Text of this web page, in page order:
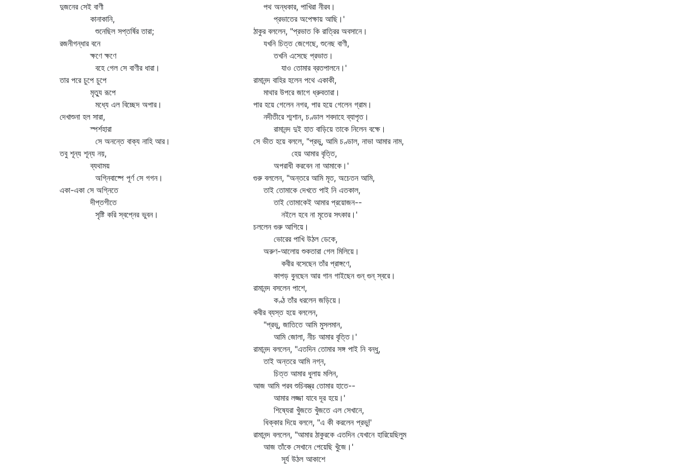
দুজনের সেই বাণী
কানাকানি,
শুনেছিল সপ্তর্ষির তারা;
রজনীগন্ধার বনে
ক্ষণে ক্ষণে
বহে গেল সে বাণীর ধারা।
তার পরে চুপে চুপে
মৃত্যু রূপে
মধ্যে এল বিচ্ছেদ অপার।
দেখাশুনা হল সারা,
স্পর্শহারা
সে অনন্তে বাক্য নাহি আর।
তবু শূন্য শূন্য নয়,
ব্যথাময়
অগ্নিবাষ্পে পূর্ণ সে গগন।
একা-একা সে অগ্নিতে
দীপ্তগীতে
সৃষ্টি করি স্বপ্নের ভুবন।
পথ অন্ধকার, পাখিরা নীরব।
প্রভাতের অপেক্ষায় আছি।'
ঠাকুর বললেন, "প্রভাত কি রাত্রির অবসানে।
যখনি চিত্ত জেগেছে, শুনেছ বাণী,
তখনি এসেছে প্রভাত।
যাও তোমার ব্রতপালনে।'
রামানন্দ বাহির হলেন পথে একাকী,
মাথার উপরে জাগে ধ্রুবতারা।
পার হয়ে গেলেন নগর, পার হয়ে গেলেন গ্রাম।
নদীতীরে শ্মশান, চণ্ডাল শবদাহে ব্যাপৃত।
রামানন্দ দুই হাত বাড়িয়ে তাকে নিলেন বক্ষে।
সে ভীত হয়ে বললে, "প্রভু, আমি চণ্ডাল, নাভা আমার নাম,
হেয় আমার বৃত্তি,
অপরাধী করবেন না আমাকে।'
গুরু বললেন, "অন্তরে আমি মৃত, অচেতন আমি,
তাই তোমাকে দেখতে পাই নি এতকাল,
তাই তোমাকেই আমার প্রয়োজন--
নইলে হবে না মৃতের সৎকার।'
চললেন গুরু আগিয়ে।
ভোরের পাখি উঠল ডেকে,
অরুণ-আলোয় শুকতারা গেল মিলিয়ে।
কবীর বসেছেন তাঁর প্রাঙ্গণে,
কাপড় বুনছেন আর গান গাইছেন গুন্‌ গুন্‌ স্বরে।
রামানন্দ বসলেন পাশে,
কণ্ঠ তাঁর ধরলেন জড়িয়ে।
কবীর ব্যস্ত হয়ে বললেন,
"প্রভু, জাতিতে আমি মুসলমান,
আমি জোলা, নীচ আমার বৃত্তি।'
রামানন্দ বললেন, "এতদিন তোমার সঙ্গ পাই নি বন্ধু,
তাই অন্তরে আমি নগ্ন,
চিত্ত আমার ধুলায় মলিন,
আজ আমি পরব শুচিবস্ত্র তোমার হাতে--
আমার লজ্জা যাবে দূর হয়ে।'
শিষ্যেরা খুঁজতে খুঁজতে এল সেখানে,
ধিক্‌কার দিয়ে বললে, "এ কী করলেন প্রভু!'
রামানন্দ বললেন, "আমার ঠাকুরকে এতদিন যেখানে হারিয়েছিলুম
আজ তাঁকে সেখানে পেয়েছি খুঁজে।'
সূর্য উঠল আকাশে